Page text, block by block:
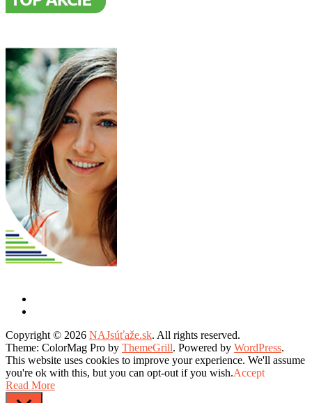
Copyright © 2026 NAJsúťaže.sk. All rights reserved.
Theme: ColorMag Pro by ThemeGrill. Powered by WordPress.
This website uses cookies to improve your experience. We'll assume
you're ok with this, but you can opt-out if you wish.Accept
Read More